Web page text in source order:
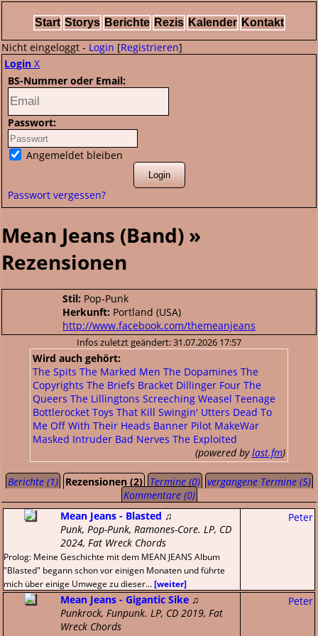
Start Storys Berichte Rezis Kalender Kontakt
Nicht eingeloggt - Login [Registrieren]
Login X
BS-Nummer oder Email:
Passwort:
Angemeldet bleiben
Passwort vergessen?
Mean Jeans (Band) »
Rezensionen
Stil: Pop-Punk
Herkunft: Portland (USA)
http://www.facebook.com/themeanjeans
Infos zuletzt geändert: 31.07.2026 17:57
Wird auch gehört:
The Spits The Marked Men The Dopamines The
Copyrights The Briefs Bracket Dillinger Four The
Queers The Lillingtons Screeching Weasel Teenage
Bottlerocket Toys That Kill Swingin' Utters Dead To
Me Off With Their Heads Banner Pilot MakeWar
Masked Intruder Bad Nerves The Exploited
(powered bylast.fm)
Berichte (1) Rezensionen (2) Termine (0) vergangene Termine (5)
Kommentare (0)
Peter
Mean Jeans - Blasted ♫
Punk, Pop-Punk, Ramones-Core. LP, CD
2024, Fat Wreck Chords
Prolog: Meine Geschichte mit dem MEAN JEANS Album
"Blasted" begann schon vor einigen Monaten und führte
mich über einige Umwege zu dieser... [weiter]
Peter
Mean Jeans - Gigantic Sike ♫
Punkrock, Funpunk. LP, CD 2019, Fat
Wreck Chords